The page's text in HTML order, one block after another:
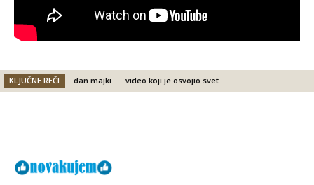
KLJUČNE REČI dan majki video koji je osvojio svet